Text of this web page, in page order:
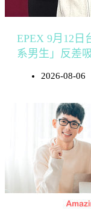
EPEX 9月12
系男生」反差
2026-08-06